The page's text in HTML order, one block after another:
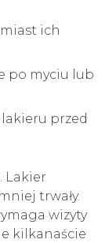
ich
po myciu lub
przed
Lakier
trwały.
wizyty
kilkanaście